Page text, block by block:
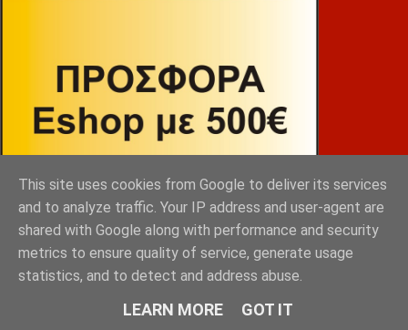
This site uses cookies from Google to deliver its services
and to analyze traffic. Your IP address and user-agent are
shared with Google along with performance and security
metrics to ensure quality of service, generate usage
statistics, and to detect and address abuse.
LEARN MORE GOT IT